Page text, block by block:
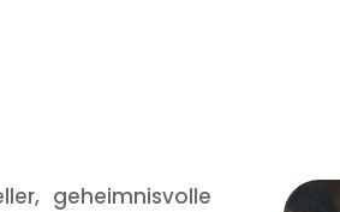
geheimnisvolle